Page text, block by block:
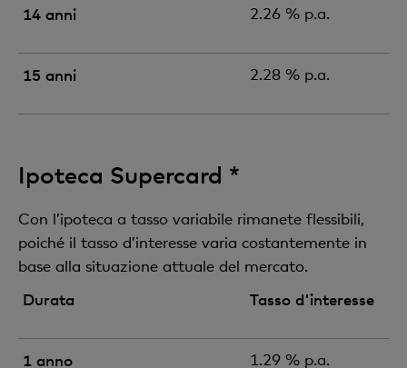
14 anni 2.26 % p.a.
15 anni 2.28 % p.a.
Ipoteca Supercard *
Con l’ipoteca a tasso variabile rimanete flessibili,
poiché il tasso d’interesse varia costantemente in
base alla situazione attuale del mercato.
Durata Tasso d'interesse
1 anno 1.29 % p.a.